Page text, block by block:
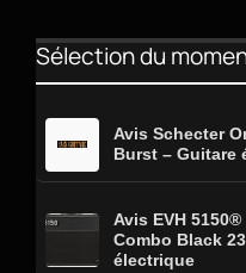
Sélection du
Avis Schecter
Burst – Guitare
Avis EVH
Combo Black
électrique